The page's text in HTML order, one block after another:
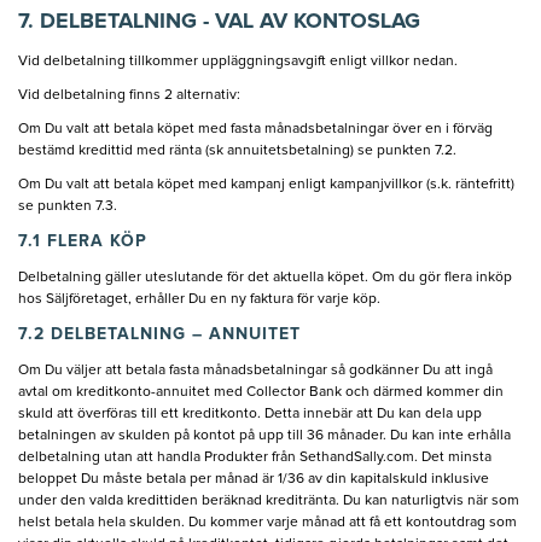
7. DELBETALNING - VAL AV KONTOSLAG
Vid delbetalning tillkommer uppläggningsavgift enligt villkor nedan.
Vid delbetalning finns 2 alternativ:
Om Du valt att betala köpet med fasta månadsbetalningar över en i förväg
bestämd kredittid med ränta (sk annuitetsbetalning) se punkten 7.2.
Om Du valt att betala köpet med kampanj enligt kampanjvillkor (s.k. räntefritt)
se punkten 7.3.
7.1 FLERA KÖP
Delbetalning gäller uteslutande för det aktuella köpet. Om du gör flera inköp
hos Säljföretaget, erhåller Du en ny faktura för varje köp.
7.2 DELBETALNING – ANNUITET
Om Du väljer att betala fasta månadsbetalningar så godkänner Du att ingå
avtal om kreditkonto-annuitet med Collector Bank och därmed kommer din
skuld att överföras till ett kreditkonto. Detta innebär att Du kan dela upp
betalningen av skulden på kontot på upp till 36 månader. Du kan inte erhålla
delbetalning utan att handla Produkter från SethandSally.com. Det minsta
beloppet Du måste betala per månad är 1/36 av din kapitalskuld inklusive
under den valda kredittiden beräknad kreditränta. Du kan naturligtvis när som
helst betala hela skulden. Du kommer varje månad att få ett kontoutdrag som